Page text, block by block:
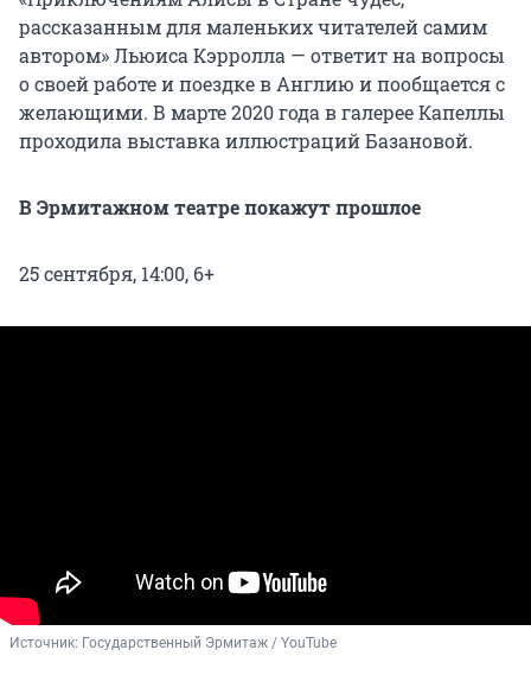
рассказанным для маленьких читателей самим
автором» Льюиса Кэрролла — ответит на вопросы
о своей работе и поездке в Англию и пообщается с
желающими. В марте 2020 года в галерее Капеллы
проходила выставка иллюстраций Базановой.
В Эрмитажном театре покажут прошлое
25 сентября, 14:00, 6+
Источник: Государственный Эрмитаж / YouTube